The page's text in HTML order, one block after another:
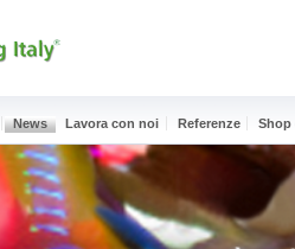
News Lavora con noi Referenze Shop